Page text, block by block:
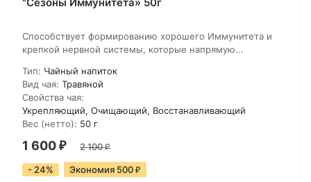
"Сезоны Иммунитета» 50г
Способствует формированию хорошего Иммунитета и
крепкой нервной системы, которые напрямую...
Тип: Чайный напиток
Вид чая: Травяной
Свойства чая:
Укрепляющий, Очищающий, Восстанавливающий
Вес (нетто): 50 г
1 600 ₽ 2 100₽
- 24% Экономия 500 ₽